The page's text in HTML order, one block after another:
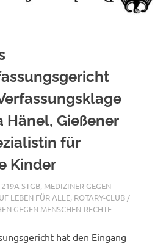
Hänel, Gießener
für
Kinder
STGB, MEDIZINER GEGEN
LEBEN FÜR ALLE, ROTARY-CLUB /
GEGEN MENSCHEN-RECHTE
hat den Eingang